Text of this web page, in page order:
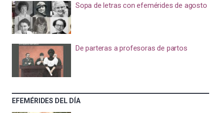
Sopa de letras con efemérides de agosto
De parteras a profesoras de partos
EFEMÉRIDES DEL DÍA